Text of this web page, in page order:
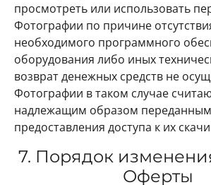
просмотреть или использовать
Фотографии по причине
необходимого программного
оборудования либо иных
возврат денежных средств не
Фотографии в таком случае
надлежащим образом
предоставления доступа к их
7. Порядок
Оферты